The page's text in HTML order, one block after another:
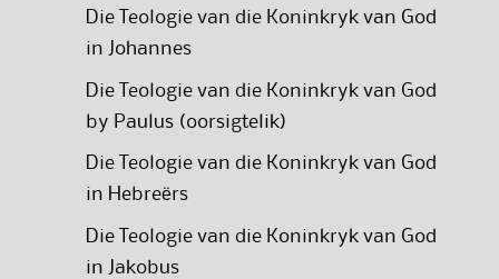
Die Teologie van die Koninkryk van God
in Johannes
Die Teologie van die Koninkryk van God
by Paulus (oorsigtelik)
Die Teologie van die Koninkryk van God
in Hebreërs
Die Teologie van die Koninkryk van God
in Jakobus